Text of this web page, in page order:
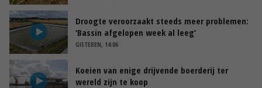
Droogte veroorzaakt steeds meer problemen:
‘Bassin afgelopen week al leeg’
GISTEREN, 14:06
Koeien van enige drijvende boerderij ter
wereld zijn te koop